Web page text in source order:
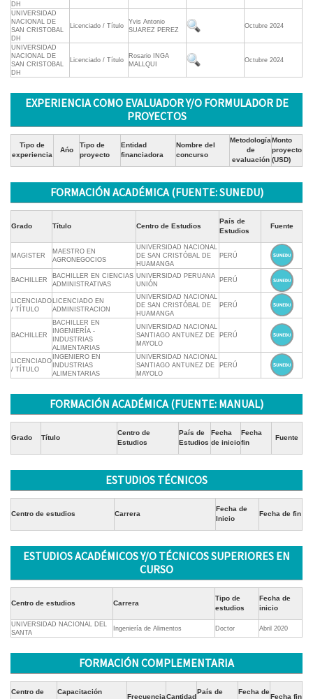
DH
UNIVERSIDAD
NACIONAL DE
SAN CRISTOBAL
DH
Licenciado / Título
Yvis Antonio
SUAREZ PEREZ
Octubre 2024
UNIVERSIDAD
NACIONAL DE
SAN CRISTOBAL
DH
Licenciado / Título
Rosario INGA
MALLQUI
Octubre 2024
EXPERIENCIA COMO EVALUADOR Y/O FORMULADOR DE
PROYECTOS
Tipo de
experiencia
Ańo
Tipo de
proyecto
Entidad
financiadora
Nombre del
concurso
Metodología
de
evaluación
Monto
proyecto
(USD)
FORMACIÓN ACADÉMICA (FUENTE: SUNEDU)
Grado Título Centro de Estudios
País de
Estudios
Fuente
MAGISTER
MAESTRO EN
AGRONEGOCIOS
UNIVERSIDAD NACIONAL
DE SAN CRISTÓBAL DE
HUAMANGA
PERÚ
BACHILLER
BACHILLER EN CIENCIAS
ADMINISTRATIVAS
UNIVERSIDAD PERUANA
UNIÓN
PERÚ
LICENCIADO
/ TÍTULO
LICENCIADO EN
ADMINISTRACION
UNIVERSIDAD NACIONAL
DE SAN CRISTÓBAL DE
HUAMANGA
PERÚ
BACHILLER
BACHILLER EN
INGENIERÍA -
INDUSTRIAS
ALIMENTARIAS
UNIVERSIDAD NACIONAL
SANTIAGO ANTUNEZ DE
MAYOLO
PERÚ
LICENCIADO
/ TÍTULO
INGENIERO EN
INDUSTRIAS
ALIMENTARIAS
UNIVERSIDAD NACIONAL
SANTIAGO ANTUNEZ DE
MAYOLO
PERÚ
FORMACIÓN ACADÉMICA (FUENTE: MANUAL)
Grado Título
Centro de
Estudios
País de
Estudios
Fecha
de inicio
Fecha
fin
Fuente
ESTUDIOS TÉCNICOS
Centro de estudios Carrera
Fecha de
Inicio
Fecha de fin
ESTUDIOS ACADÉMICOS Y/O TÉCNICOS SUPERIORES EN
CURSO
Centro de estudios Carrera
Tipo de
estudios
Fecha de
inicio
UNIVERSIDAD NACIONAL DEL
SANTA
Ingeniería de Alimentos Doctor Abril 2020
FORMACIÓN COMPLEMENTARIA
Centro de
Capacitación
FrecuenciaCantidad
País de
Fecha de
Fecha fin